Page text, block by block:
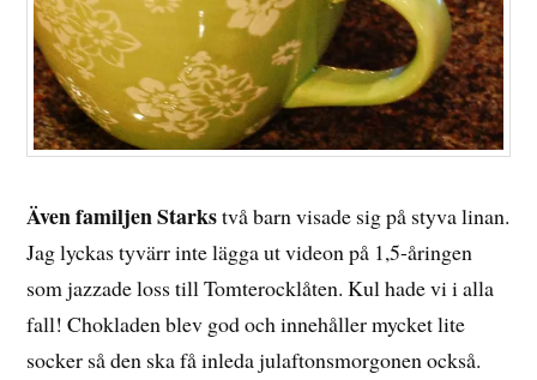
Även familjen Starkstvå barn visade sig på styva linan.
Jag lyckas tyvärr inte lägga ut videon på 1,5-åringen
som jazzade loss till Tomterocklåten. Kul hade vi i alla
fall! Chokladen blev god och innehåller mycket lite
socker så den ska få inleda julaftonsmorgonen också.